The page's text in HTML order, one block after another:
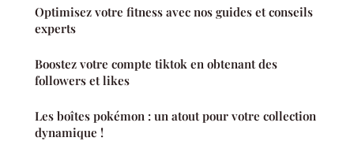
Optimisez votre fitness avec nos guides et conseils
experts
Boostez votre compte tiktok en obtenant des
followers et likes
Les boîtes pokémon : un atout pour votre collection
dynamique !